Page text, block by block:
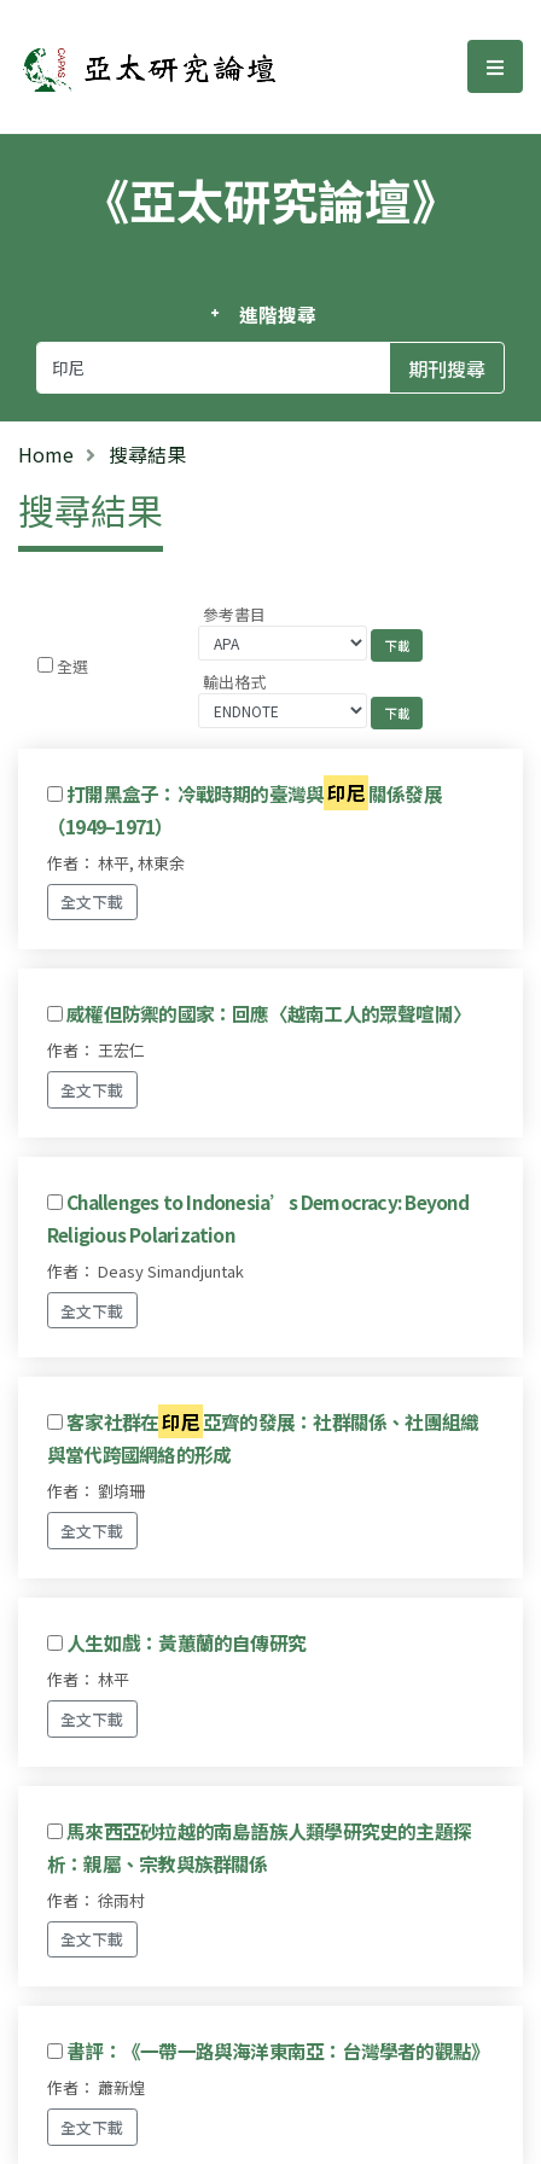
亞太研究論壇 選
《亞太研究論壇》
進階搜尋
Home 搜尋結果
搜尋結果
全選
參考書目
輸出格式
打開黑盒子：冷戰時期的臺灣與印尼關係發展
（1949–1971）
作者： 林平, 林東余
全文下載
威權但防禦的國家：回應〈越南工人的眾聲喧鬧〉
作者： 王宏仁
全文下載
Challenges to Indonesia’s Democracy: Beyond
Religious Polarization
作者： Deasy Simandjuntak
全文下載
客家社群在印尼亞齊的發展：社群關係、社團組織
與當代跨國網絡的形成
作者： 劉堉珊
全文下載
人生如戲：黃蕙蘭的自傳研究
作者： 林平
全文下載
馬來西亞砂拉越的南島語族人類學研究史的主題探
析：親屬、宗教與族群關係
作者： 徐雨村
全文下載
書評：《一帶一路與海洋東南亞：台灣學者的觀點》
作者： 蕭新煌
全文下載